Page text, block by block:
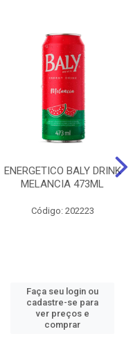
ENERGETICO BALY DRINK
MELANCIA 473ML
Código: 202223
Faça seu login ou
cadastre-se para
ver preços e
comprar